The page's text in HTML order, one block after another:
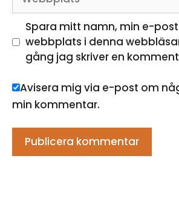
Spara mitt namn, min e-
webbplats i denna
gång jag skriver en
Avisera mig via e-post om
min kommentar.